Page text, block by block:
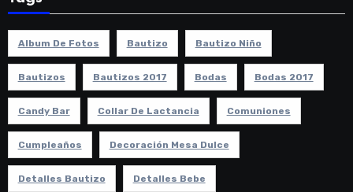
Album De Fotos Bautizo Bautizo Niño
Bautizos Bautizos 2017 Bodas Bodas 2017
Candy Bar Collar De Lactancia Comuniones
Cumpleaños Decoración Mesa Dulce
Detalles Bautizo Detalles Bebe